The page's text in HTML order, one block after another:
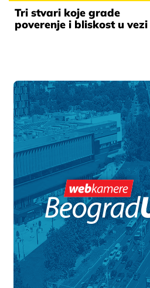
Tri stvari koje grade
poverenje i bliskost u vezi